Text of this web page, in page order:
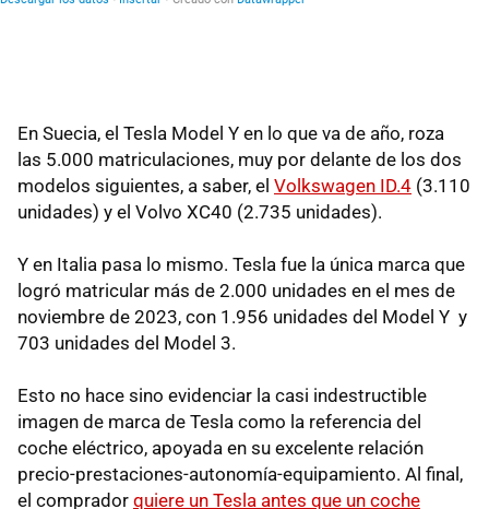
En Suecia, el Tesla Model Y en lo que va de año, roza
las 5.000 matriculaciones, muy por delante de los dos
modelos siguientes, a saber, el Volkswagen ID.4 (3.110
unidades) y el Volvo XC40 (2.735 unidades).
Y en Italia pasa lo mismo. Tesla fue la única marca que
logró matricular más de 2.000 unidades en el mes de
noviembre de 2023, con 1.956 unidades del Model Y y
703 unidades del Model 3.
Esto no hace sino evidenciar la casi indestructible
imagen de marca de Tesla como la referencia del
coche eléctrico, apoyada en su excelente relación
precio-prestaciones-autonomía-equipamiento. Al final,
el comprador quiere un Tesla antes que un coche